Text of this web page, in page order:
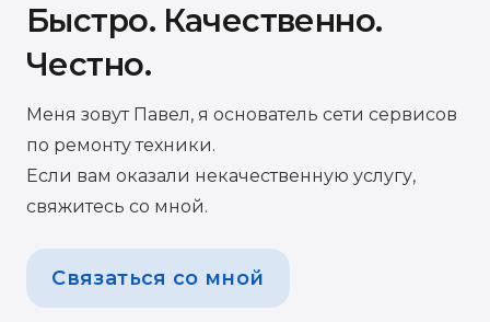
Быстро. Качественно.
Честно.
Меня зовут Павел, я основатель сети сервисов
по ремонту техники.
Если вам оказали некачественную услугу,
свяжитесь со мной.
Связаться со мной